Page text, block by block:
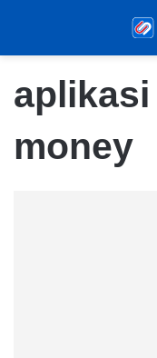
money